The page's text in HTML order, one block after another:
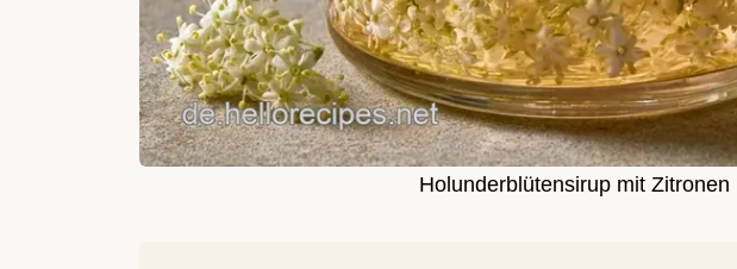
Holunderblütensirup mit Zitronen